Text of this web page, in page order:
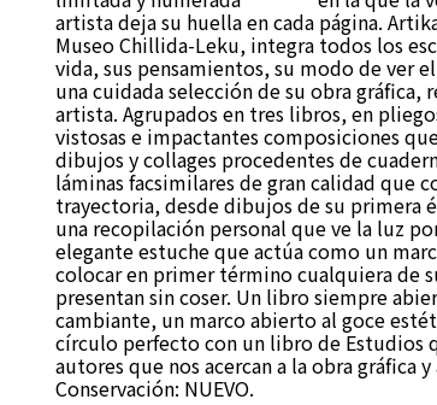
artista deja su huella en cada página.
Museo Chillida-Leku, integra todos los
vida, sus pensamientos, su modo de ver
una cuidada selección de su obra
artista. Agrupados en tres libros, en
vistosas e impactantes composiciones
dibujos y collages procedentes de
láminas facsimilares de gran calidad que
trayectoria, desde dibujos de su primera
una recopilación personal que ve la luz
elegante estuche que actúa como un
colocar en primer término cualquiera de
presentan sin coser. Un libro siempre
cambiante, un marco abierto al goce
círculo perfecto con un libro de Estudios
autores que nos acercan a la obra gráfica
Conservación: NUEVO.